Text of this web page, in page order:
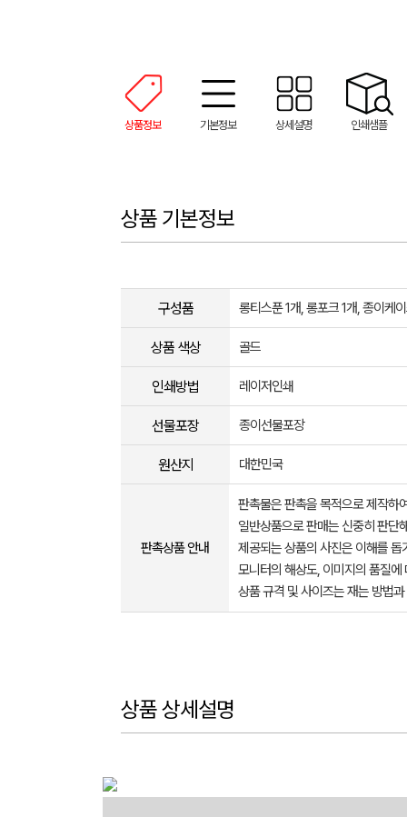
상품정보 기본정보 상세설명 인쇄샘플
상품 기본정보
구성품 롱티스푼 1개, 롱포크 1개, 종이케
상품 색상 골드
인쇄방법 레이저인쇄
선물포장 종이선물포장
원산지 대한민국
판촉상품 안내
판촉물은 판촉을 목적으로 제작하
일반상품으로 판매는 신중히 판단
제공되는 상품의 사진은 이해를
모니터의 해상도, 이미지의 품질
상품 규격 및 사이즈는 재는 방법
상품 상세설명